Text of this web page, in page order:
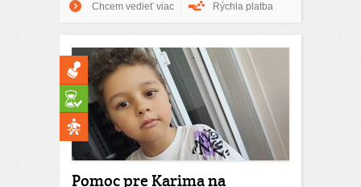
Chcem vedieť viac Rýchla platba
Pomoc pre Karima na